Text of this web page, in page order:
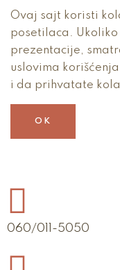
Ovaj sajt koristi
posetilaca.
prezentacije,
uslovima
i da prihvatate
OK
060/011-5050